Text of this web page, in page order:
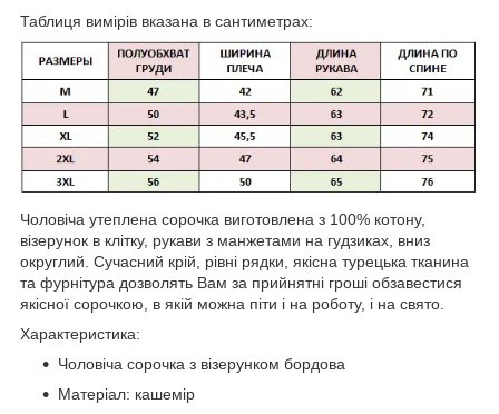
Таблиця вимірів вказана в сантиметрах:
Чоловіча утеплена сорочка виготовлена з 100% котону,
візерунок в клітку, рукави з манжетами на гудзиках, вниз
округлий. Сучасний крій, рівні рядки, якісна турецька тканина
та фурнітура дозволять Вам за прийнятні гроші обзавестися
якісної сорочкою, в якій можна піти і на роботу, і на свято.
Характеристика:
Чоловіча сорочка з візерунком бордова
Матеріал: кашемір